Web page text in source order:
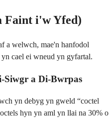
Faint i'w Yfed)
a welwch, mae'n hanfodol
cael ei wneud yn gyfartal.
Siwgr a Di-Bwrpas
yn debyg yn gweld “coctel
hyn yn aml yn llai na 30% o